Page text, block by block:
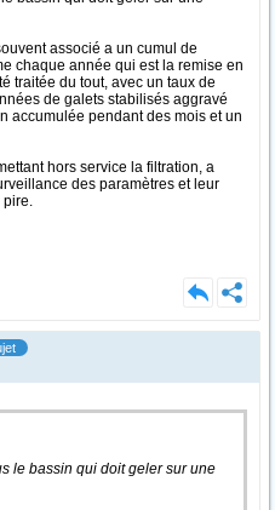
associé a un cumul de
chaque année qui est la remise en
traitée du tout, avec un taux de
de galets stabilisés aggravé
accumulée pendant des mois et un
hors service la filtration, a
des paramètres et leur
pire.
le bassin qui doit geler sur une